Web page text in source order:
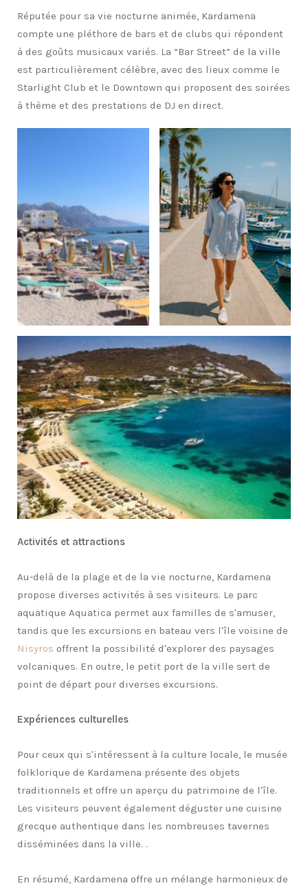
Réputée pour sa vie nocturne animée, Kardamena
compte une pléthore de bars et de clubs qui répondent
à des goûts musicaux variés. La “Bar Street” de la ville
est particulièrement célèbre, avec des lieux comme le
Starlight Club et le Downtown qui proposent des soirées
à thème et des prestations de DJ en direct.
Activités et attractions
Au-delà de la plage et de la vie nocturne, Kardamena
propose diverses activités à ses visiteurs. Le parc
aquatique Aquatica permet aux familles de s'amuser,
tandis que les excursions en bateau vers l'île voisine de
Nisyros offrent la possibilité d'explorer des paysages
volcaniques. En outre, le petit port de la ville sert de
point de départ pour diverses excursions.
Expériences culturelles
Pour ceux qui s'intéressent à la culture locale, le musée
folklorique de Kardamena présente des objets
traditionnels et offre un aperçu du patrimoine de l'île.
Les visiteurs peuvent également déguster une cuisine
grecque authentique dans les nombreuses tavernes
disséminées dans la ville. .
En résumé, Kardamena offre un mélange harmonieux de